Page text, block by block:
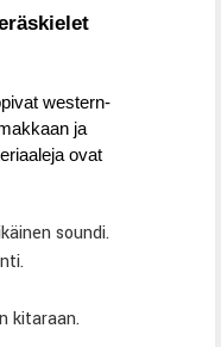
western-
ja
ovat
soundi.
kitaraan.